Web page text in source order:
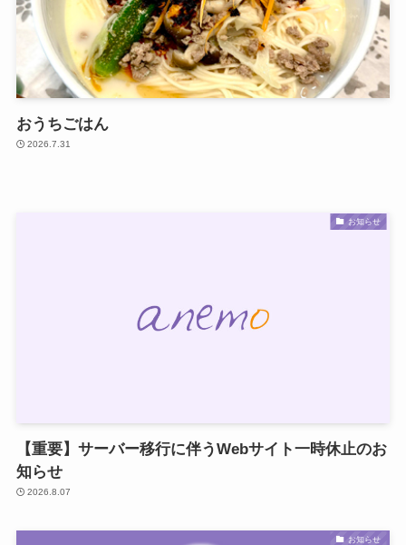
おうちごはん
2026.7.31
お知らせ
【重要】サーバー移行に伴うWebサイト一時休止のお
知らせ
2026.8.07
お知らせ